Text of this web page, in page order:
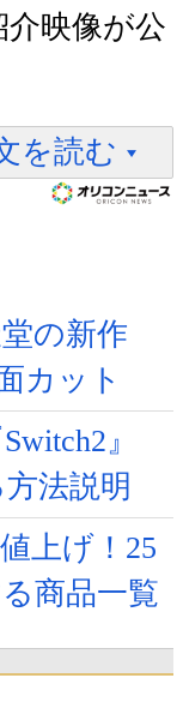
映像が公
を読む
の新作
カット
』
法説明
上げ！25
商品一覧